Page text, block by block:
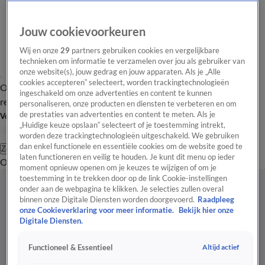
Overzicht Laatste nieuws Regionieuws Het beste van Hart
Tip de
redactie
Volg Hart van Nederland
Zoeken
OverzichtRegioUitzendingenWeerTip de redactiePanelVideo's
Jouw cookievoorkeuren
Wij en onze29 partners gebruiken cookies en vergelijkbare
technieken om informatie te verzamelen over jou als gebruiker van
onze website(s), jouw gedrag en jouw apparaten. Als je „Alle
cookies accepteren” selecteert, worden trackingtechnologieën
ingeschakeld om onze advertenties en content te kunnen
personaliseren, onze producten en diensten te verbeteren en om
de prestaties van advertenties en content te meten. Als je
„Huidige keuze opslaan” selecteert of je toestemming intrekt,
worden deze trackingtechnologieën uitgeschakeld. We gebruiken
dan enkel functionele en essentiële cookies om de website goed te
laten functioneren en veilig te houden. Je kunt dit menu op ieder
moment opnieuw openen om je keuzes te wijzigen of om je
toestemming in te trekken door op de link Cookie-instellingen
onder aan de webpagina te klikken. Je selecties zullen overal
binnen onze Digitale Diensten worden doorgevoerd. Raadpleeg
onze Cookieverklaring voor meer informatie.
Bekijk hier onze
Digitale Diensten.
Functioneel & Essentieel Altijd actief